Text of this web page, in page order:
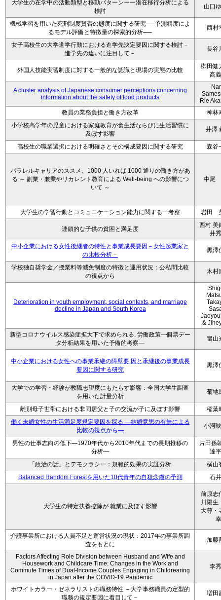
大学生の在学中の活動類型と移動パターンーー潜在移行分析による
検討
山口
機械学習を用いた死刑制度賛否の態度に関する研究──予測精度によ
るモデル評価と特徴量の探索的分析──
西村
女子高校生の大学進学行動における進学先決定要因に関する検討－
進学先の違いに注目して－
長谷
外国人技能実習制度に対する一般的な認識と現場の実態の比較
栁田健
高
A cluster analysis of Japanese consumer perceptions concerning
information about the safety of food products
Rie
教員の業務負担と働き方改革
神林
小学校高学年の児童における家庭教育が食生活ならびに生活習慣に
及ぼす影響
井澤
高校生の職業選択における明確さとその構成要因に関する研究 森谷
パラレルキャリアのススメ、1000 人いれば 1000 通りの働き方があ
る ～ 副業・兼業やリカレント教育による Well-being への影響につ
いて ～
中尾
大学生の学習行動とコミュニケーション能力に関する一考察 岩田
連鎖的な子供の貧困と満足度
西村 美
井
中小企業における女性後継者の特性と事業成長要因－女性起業家と
の比較分析－
黒澤
学校独自奨学金／授業料等減免制度の特徴と運用状況：公私間比較
の視点から
木村
Deterioration in youth employment, social contexts, and marriage
decline in Japan and South Korea
&
新型コロナウイルス感染症拡大下で求められる. 労働政策―個票デー
タ分析結果を用いた予備的考察―
畠山
中小企業における女性への事業承継の障壁要 因と承継後の事業成長
要因に関する研究
黒澤
大学での学習・経験が教職志望度にもたらす影響：全国大学生調査
を用いた計量分析
菊地
離別母子世帯における非同居父と子の交流が子に及ぼす影響
稲葉
働く未婚女性の生活満足度規定要因を探る ―結婚意思の有無による
比較の視点から―
小河
男性の仕事志向の低下―1970年代から2010年代までの長期推移の
分析―
片田孫
達
「政治の話」とデモクラシー：規範的効果の実証分析
横山
Balanced Random Forestを用いた10代青年の自殺念慮の予測
石
大学生の特定扶養控除が 就業に及ぼす影響
前原志
川陽生
大尊・
幸
介護事業所における人員不足と運営状況の現状：2017年の事業所調
査をもとに
加藤
Factors Affecting Role Division between Husband and Wife and
Housework and Childcare Time: Changes in the Work and
Commute Times of Dual-Income Couples Engaging in Childrearing
in Japan after the COVID-19 Pandemic
李
ホワイトカラー・ゼネラリストの職務特性 －大学事務職員の定型的
職務の規定要因に着目して－
増田